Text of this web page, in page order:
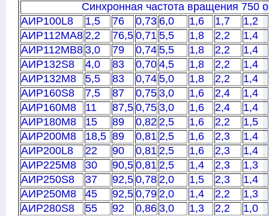
Синхронная частота вращения 750
АИР100L8
1,5 76 0,73 6,0 1,6 1,7
1,2
АИР112MA8 2,2 76,5 0,71 5,5 1,8 2,2
1,4
АИР112MB8 3,0 79 0,74 5,5 1,8 2,2
1,4
АИР132S8
4,0 83 0,70 4,5 1,8 2,2
1,4
АИР132M8
5,5 83 0,74 5,0 1,8 2,2
1,4
АИР160S8
7,5 87 0,75 3,0 1,6 2,4
1,4
АИР160M8
11 87,5 0,75 3,0 1,6 2,4
1,4
АИР180M8
15 89 0,82 2,5 1,6 2,2
1,5
АИР200M8
18,5 89 0,81 2,5 1,6 2,3
1,4
АИР200L8
22 90 0,81 2,5 1,6 2,3
1,4
АИР225M8
30 90,5 0,81 2,5 1,4 2,3
1,3
АИР250S8
37 92,5 0,78 2,0 1,5 2,3
1,4
АИР250M8
45 92,5 0,79 2,0 1,4 2,2
1,3
АИР280S8
55 92 0,86 3,0 1,3 2,2
1,0